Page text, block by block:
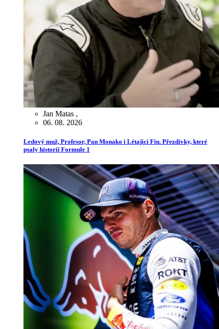
Jan Matas ,
06. 08. 2026
Ledový muž, Profesor, Pan Monako i Létající Fin. Přezdívky, které
psaly historii Formule 1